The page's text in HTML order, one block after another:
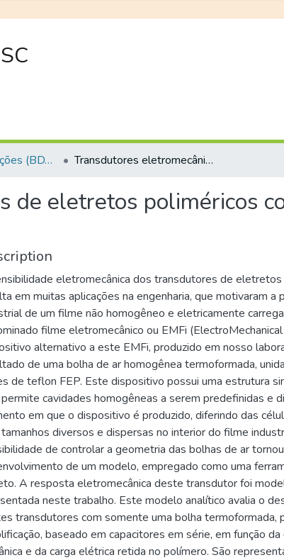
Teses e Dissertações (BDTD USP) Transdutores eletromecânicos de eletretos poliméricos com bolha de ar termoformada
de eletretos poliméricos
eletromecânica dos transdutores de
em muitas aplicações na engenharia, que motivaram a
de um filme não homogêneo e eletricamente
filme eletromecânico ou EMFi
alternativo a este EMFi, produzido em nosso
de uma bolha de ar homogênea termoformada,
de teflon FEP. Este dispositivo possui uma estrutura
cavidades homogêneas a serem predefinidas e
em que o dispositivo é produzido, diferindo das
diversos e dispersas no interior do filme
de controlar a geometria das bolhas de ar
de um modelo, empregado como uma
A resposta eletromecânica deste transdutor foi
neste trabalho. Este modelo analítico avalia o
transdutores com somente uma bolha termoformada,
baseado em capacitores em série, em função
e da carga elétrica retida no polímero. São